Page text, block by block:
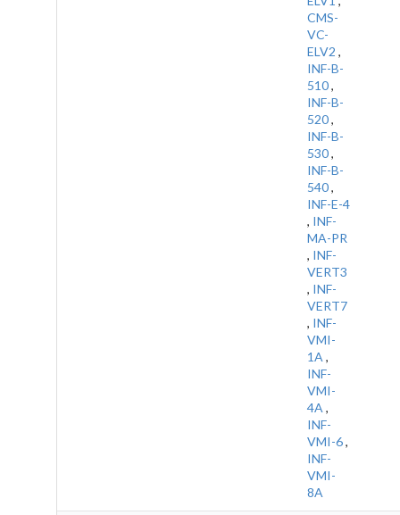
CMS-
VC-
ELV2 ,
INF-B-
510,
INF-B-
520,
INF-B-
530,
INF-B-
540,
INF-E-4
, INF-
MA-PR
, INF-
VERT3
, INF-
VERT7
, INF-
VMI-
1A ,
INF-
VMI-
4A ,
INF-
VMI-6,
INF-
VMI-
8A